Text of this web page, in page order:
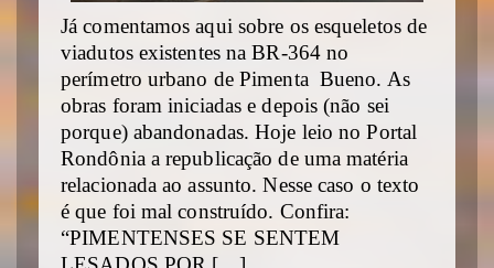
Já comentamos aqui sobre os esqueletos de
viadutos existentes na BR-364 no
perímetro urbano de Pimenta Bueno. As
obras foram iniciadas e depois (não sei
porque) abandonadas. Hoje leio no Portal
Rondônia a republicação de uma matéria
relacionada ao assunto. Nesse caso o texto
é que foi mal construído. Confira:
“PIMENTENSES SE SENTEM